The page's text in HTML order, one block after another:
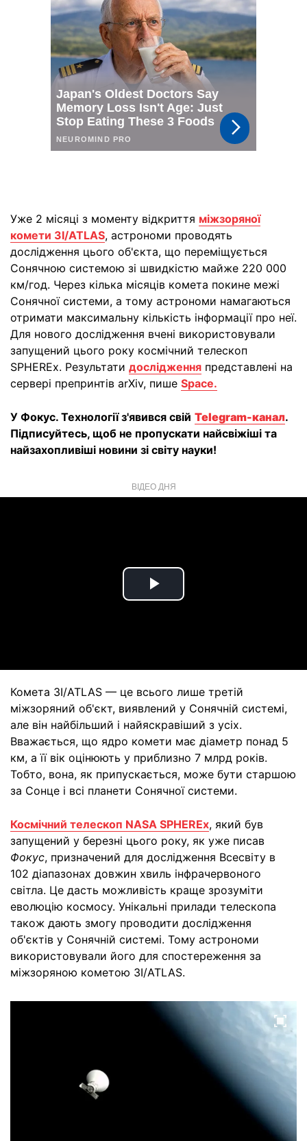
Уже 2 місяці з моменту відкриття міжзоряної
комети 3I/ATLAS, астрономи проводять
дослідження цього об'єкта, що переміщується
Сонячною системою зі швидкістю майже 220 000
км/год. Через кілька місяців комета покине межі
Сонячної системи, а тому астрономи намагаються
отримати максимальну кількість інформації про неї.
Для нового дослідження вчені використовували
запущений цього року космічний телескоп
SPHEREx. Результати дослідження представлені на
сервері препринтів arXiv, пише Space.
У Фокус. Технології з'явився свій Telegram-канал.
Підписуйтесь, щоб не пропускати найсвіжіші та
найзахопливіші новини зі світу науки!
ВІДЕО ДНЯ
Play
Комета 3I/ATLAS — це всього лише третій
міжзоряний об'єкт, виявлений у Сонячній системі,
але він найбільший і найяскравіший з усіх.
Вважається, що ядро комети має діаметр понад 5
км, а її вік оцінюють у приблизно 7 млрд років.
Тобто, вона, як припускається, може бути старшою
за Сонце і всі планети Сонячної системи.
Космічний телескоп NASA SPHEREx, який був
запущений у березні цього року, як уже писав
Фокус, призначений для дослідження Всесвіту в
102 діапазонах довжин хвиль інфрачервоного
світла. Це дасть можливість краще зрозуміти
еволюцію космосу. Унікальні прилади телескопа
також дають змогу проводити дослідження
об'єктів у Сонячній системі. Тому астрономи
використовували його для спостереження за
міжзоряною кометою 3I/ATLAS.